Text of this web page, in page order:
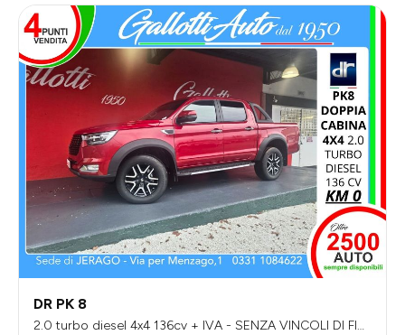
DR PK 8
2.0 turbo diesel 4x4 136cv + IVA - SENZA VINCOLI DI FIN